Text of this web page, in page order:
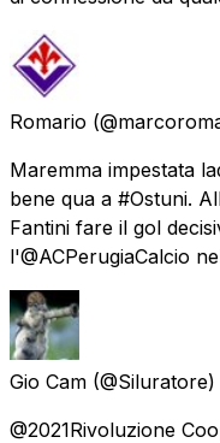
Romario
Maremma impestata
bene qua a #Ostuni.
Fantini fare il gol
l'@ACPerugiaCalcio
Gio Cam (@Siluratore)
@2021Rivoluzione